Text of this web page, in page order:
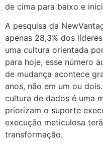
de cima para baixo e
A pesquisa da
apenas 28,3% dos
uma cultura orientada
para hoje, esse número
de mudança acontece
anos, não em um ou
cultura de dados é uma
priorizam o suporte
execução meticulosa
transformação.